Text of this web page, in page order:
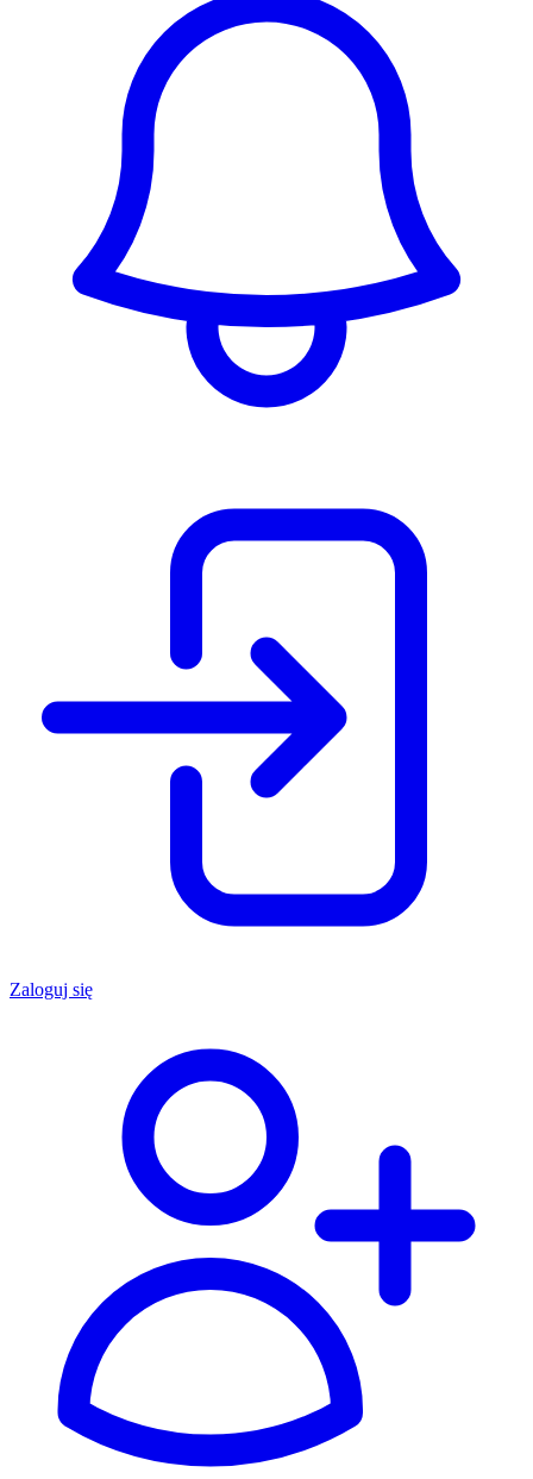
Zaloguj się